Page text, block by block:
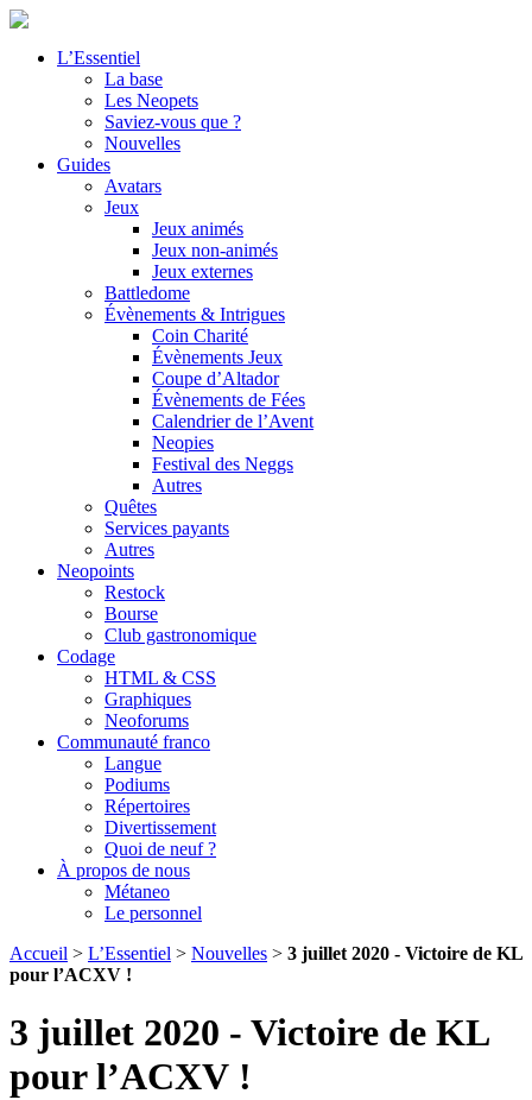
L’Essentiel
La base
Les Neopets
Saviez-vous que ?
Nouvelles
Guides
Avatars
Jeux
Jeux animés
Jeux non-animés
Jeux externes
Battledome
Évènements & Intrigues
Coin Charité
Évènements Jeux
Coupe d’Altador
Évènements de Fées
Calendrier de l’Avent
Neopies
Festival des Neggs
Autres
Quêtes
Services payants
Autres
Neopoints
Restock
Bourse
Club gastronomique
Codage
HTML & CSS
Graphiques
Neoforums
Communauté franco
Langue
Podiums
Répertoires
Divertissement
Quoi de neuf ?
À propos de nous
Métaneo
Le personnel
Accueil > L’Essentiel > Nouvelles > 3 juillet 2020 - Victoire de KL
pour l’ACXV !
3 juillet 2020 - Victoire de KL
pour l’ACXV !